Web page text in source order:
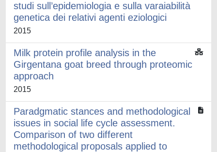
studi sull’epidemiologia e sulla varaiabilità
genetica dei relativi agenti eziologici
2015
Milk protein profile analysis in the
Girgentana goat breed through proteomic
approach
2015
Paradgmatic stances and methodological
issues in social life cycle assessment.
Comparison of two different
methodological proposals applied to